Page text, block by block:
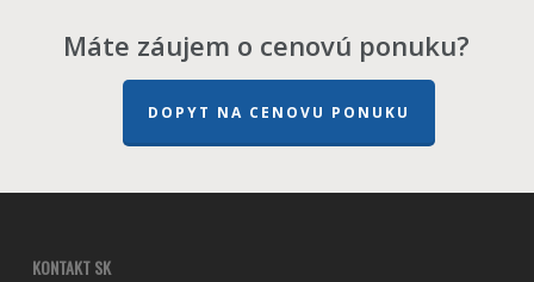
Máte záujem o cenovú ponuku?
DOPYT NA CENOVU PONUKU
KONTAKT SK